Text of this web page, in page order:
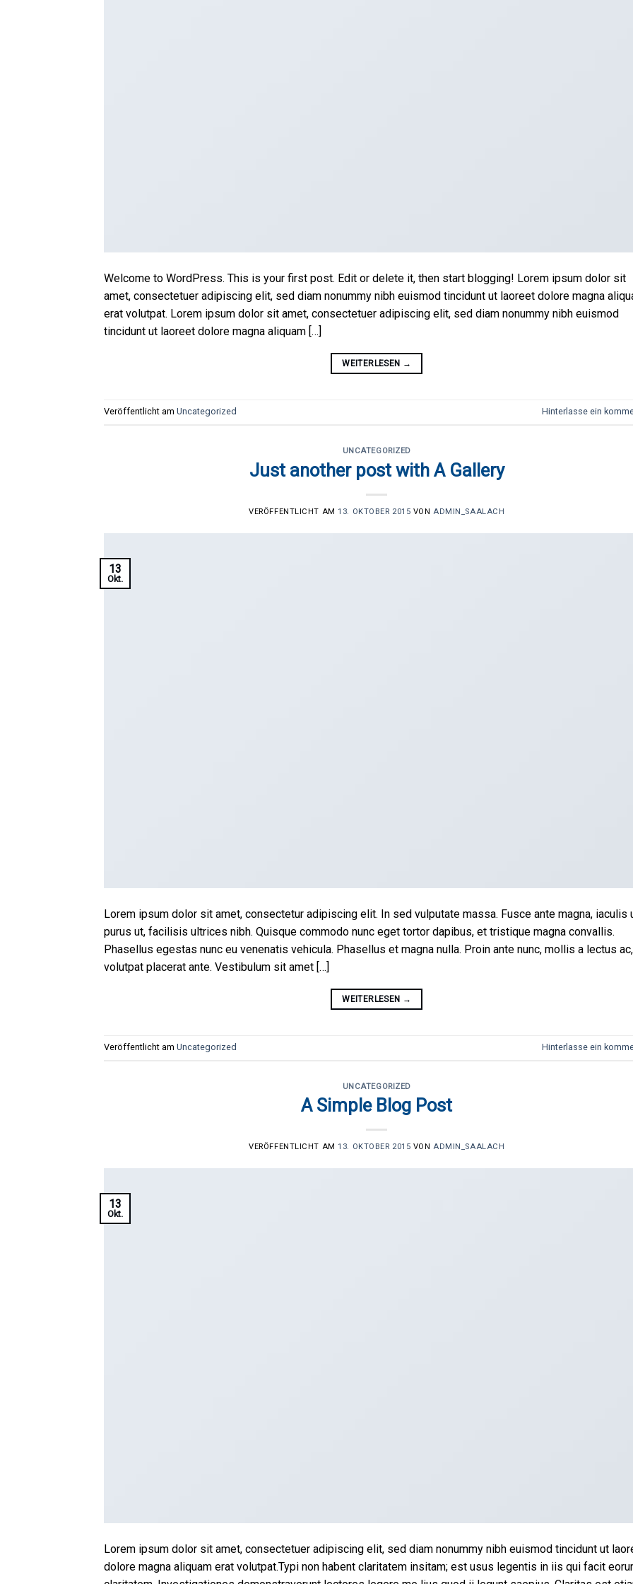
Welcome to WordPress. This is your first post. Edit or delete it, then start blogging! Lorem ipsum dolor sit
amet, consectetuer adipiscing elit, sed diam nonummy nibh euismod tincidunt ut laoreet dolore magna
erat volutpat. Lorem ipsum dolor sit amet, consectetuer adipiscing elit, sed diam nonummy nibh euismod
tincidunt ut laoreet dolore magna aliquam […]
WEITERLESEN →
Veröffentlicht am Uncategorized Hinterlasse ein
UNCATEGORIZED
Just another post with A Gallery
VERÖFFENTLICHT AM13. OKTOBER 2015 VON ADMIN_SAALACH
13
Okt.
Lorem ipsum dolor sit amet, consectetur adipiscing elit. In sed vulputate massa. Fusce ante magna, iaculis
purus ut, facilisis ultrices nibh. Quisque commodo nunc eget tortor dapibus, et tristique magna convallis.
Phasellus egestas nunc eu venenatis vehicula. Phasellus et magna nulla. Proin ante nunc, mollis a lectus ac,
volutpat placerat ante. Vestibulum sit amet […]
WEITERLESEN →
Veröffentlicht am Uncategorized Hinterlasse ein
UNCATEGORIZED
A Simple Blog Post
VERÖFFENTLICHT AM13. OKTOBER 2015 VONADMIN_SAALACH
13
Okt.
Lorem ipsum dolor sit amet, consectetuer adipiscing elit, sed diam nonummy nibh euismod tincidunt ut
dolore magna aliquam erat volutpat.Typi non habent claritatem insitam; est usus legentis in iis qui facit